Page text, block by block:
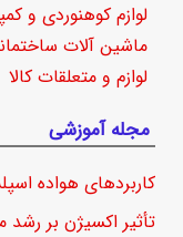
لوازم کوهنوردی و
ماشین آلات
لوازم و متعلقات کالا
مجله آموزشی
کاربردهای هواده
تأثیر اکسیژن بر